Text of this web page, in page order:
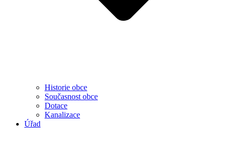
Historie obce
Současnost obce
Dotace
Kanalizace
Úřad